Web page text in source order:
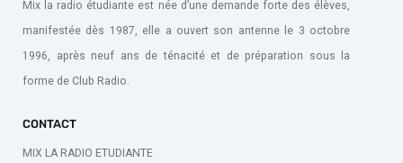
Mix la radio étudiante est née d’une demande forte des élèves,
manifestée dès 1987, elle a ouvert son antenne le 3 octobre
1996, après neuf ans de ténacité et de préparation sous la
forme de Club Radio.
CONTACT
MIX LA RADIO ETUDIANTE